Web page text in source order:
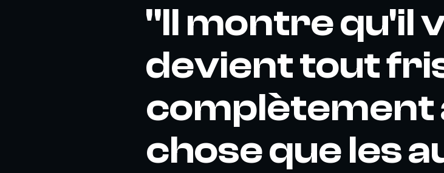
"Il montre qu'il
devient tout
complètement
chose que les